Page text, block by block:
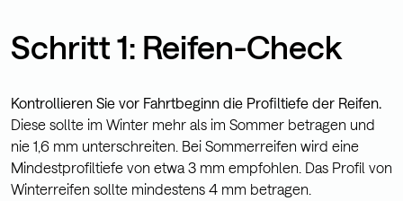
Schritt 1: Reifen-Check
Kontrollieren Sie vor Fahrtbeginn die Profiltiefe der Reifen.
Diese sollte im Winter mehr als im Sommer betragen und
nie 1,6 mm unterschreiten. Bei Sommerreifen wird eine
Mindestprofiltiefe von etwa 3 mm empfohlen. Das Profil von
Winterreifen sollte mindestens 4 mm betragen.